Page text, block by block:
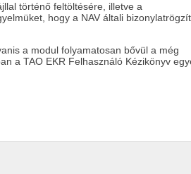
történő feltöltésére, illetve a
hogy a NAV általi
a modul folyamatosan bővül a még
a TAO EKR Felhasználó Kézikönyv